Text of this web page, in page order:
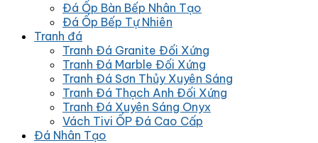
Đá Ốp Bàn Bếp Nhân Tạo
Đá Ốp Bếp Tự Nhiên
Tranh đá
Tranh Đá Granite Đối Xứng
Tranh Đá Marble Đối Xứng
Tranh Đá Sơn Thủy Xuyên Sáng
Tranh Đá Thạch Anh Đối Xứng
Tranh Đá Xuyên Sáng Onyx
Vách Tivi ỐP Đá Cao Cấp
Đá Nhân Tạo